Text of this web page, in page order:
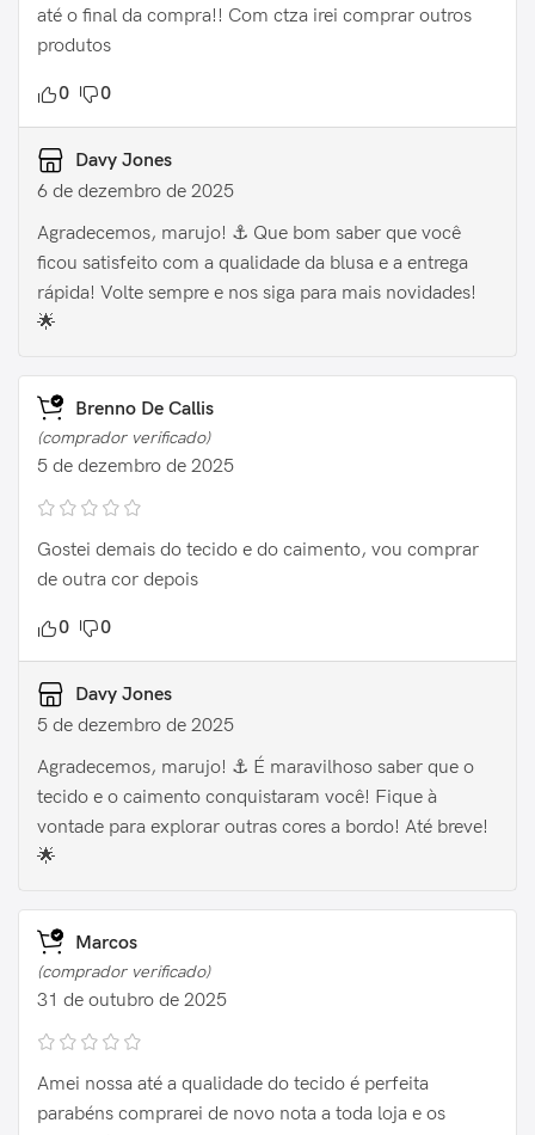
até o final da compra!! Com ctza irei comprar outros
produtos
0 0
Davy Jones
6 de dezembro de 2025
Agradecemos, marujo! ⚓️ Que bom saber que você
ficou satisfeito com a qualidade da blusa e a entrega
rápida! Volte sempre e nos siga para mais novidades!
🌟
Brenno De Callis
(comprador verificado)
5 de dezembro de 2025
Gostei demais do tecido e do caimento, vou comprar
de outra cor depois
0 0
Davy Jones
5 de dezembro de 2025
Agradecemos, marujo! ⚓️ É maravilhoso saber que o
tecido e o caimento conquistaram você! Fique à
vontade para explorar outras cores a bordo! Até breve!
🌟
Marcos
(comprador verificado)
31 de outubro de 2025
Amei nossa até a qualidade do tecido é perfeita
parabéns comprarei de novo nota a toda loja e os